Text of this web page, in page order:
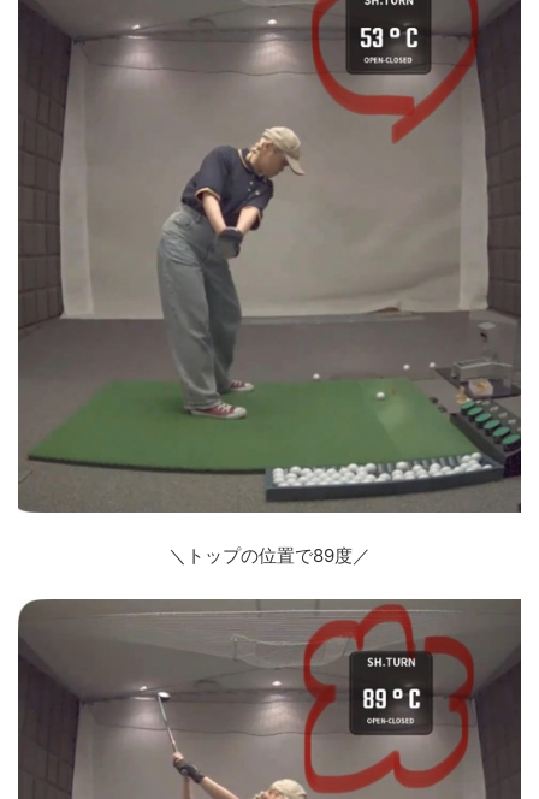
＼トップの位置で89度／